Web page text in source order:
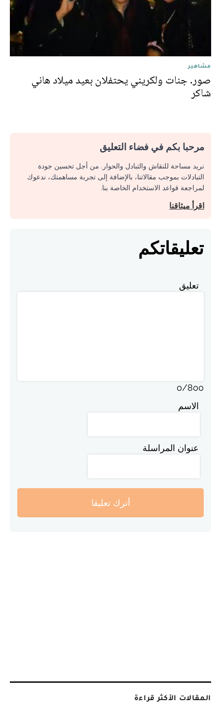
مشاهير
صور. جنات ولکريني يحتفلان بعيد ميلاد هاني
شاكر
مرحبا بكم في فضاء التعليق
نريد مساحة للنقاش والتبادل والحوار. من أجل تحسين جودة
التبادلات بموجب مقالاتنا، بالإضافة إلى تجربة مساهمتك، ندعوك
لمراجعة قواعد الاستخدام الخاصة بنا.
اقرأ ميثاقنا
تعليقاتكم
تعليق
0/800
الاسم
عنوان المراسلة
أترك تعليقا
المقالات الأكثر قراءة